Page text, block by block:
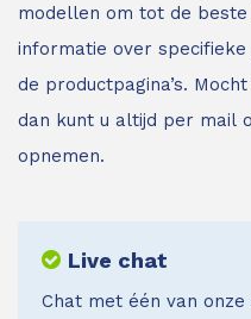
modellen om tot de
informatie over
de productpagina’s.
dan kunt u altijd per mail
opnemen.
Live chat
Chat met één van onze